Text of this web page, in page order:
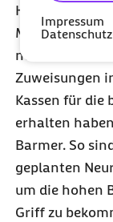
Impressum
Hinblick auf
noch im
Zuweisungen
Kassen für
erhalten
Barmer. So
geplanten
um die hohen
Griff zu